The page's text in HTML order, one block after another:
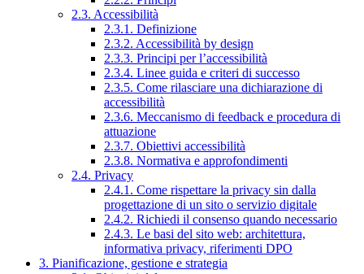
2.3. Accessibilità
2.3.1. Definizione
2.3.2. Accessibilità by design
2.3.3. Principi per l’accessibilità
2.3.4. Linee guida e criteri di successo
2.3.5. Come rilasciare una dichiarazione di
accessibilità
2.3.6. Meccanismo di feedback e procedura di
attuazione
2.3.7. Obiettivi accessibilità
2.3.8. Normativa e approfondimenti
2.4. Privacy
2.4.1. Come rispettare la privacy sin dalla
progettazione di un sito o servizio digitale
2.4.2. Richiedi il consenso quando necessario
2.4.3. Le basi del sito web: architettura,
informativa privacy, riferimenti DPO
3. Pianificazione, gestione e strategia